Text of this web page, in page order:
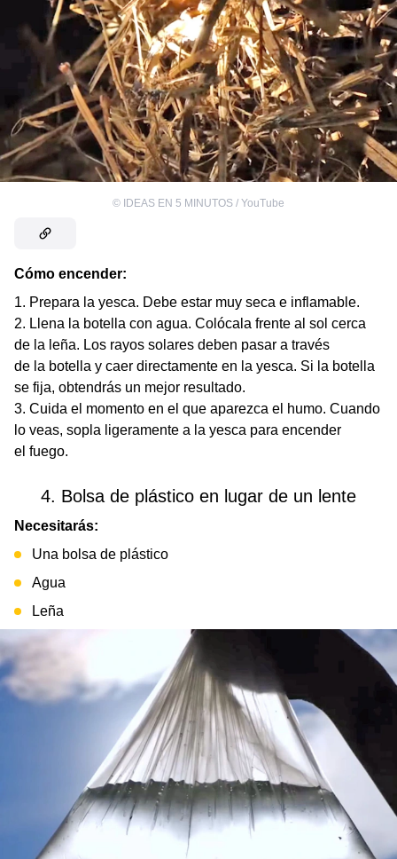
© IDEAS EN 5 MINUTOS / YouTube
Cómo encender:
Prepara la yesca. Debe estar muy seca e inflamable.
Llena la botella con agua. Colócala frente al sol cerca
de la leña. Los rayos solares deben pasar a través
de la botella y caer directamente en la yesca. Si la botella
se fija, obtendrás un mejor resultado.
Cuida el momento en el que aparezca el humo. Cuando
lo veas, sopla ligeramente a la yesca para encender
el fuego.
4. Bolsa de plástico en lugar de un lente
Necesitarás:
Una bolsa de plástico
Agua
Leña